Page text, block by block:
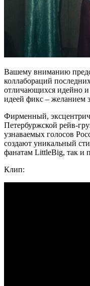
Вашему вниманию
коллабораций
отличающихся идейно и
идеей фикс – желанием
Фирменный,
Петербуржской рейв-
узнаваемых голосов
создают уникальный
фанатам LittleBig, так и
Клип: